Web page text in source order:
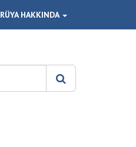
RÜYA HAKKINDA